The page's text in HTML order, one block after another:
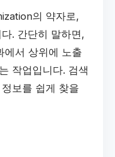
의 약자로,
. 간단히 말하면,
에서 상위에 노출
작업입니다. 검색
보를 쉽게 찾을